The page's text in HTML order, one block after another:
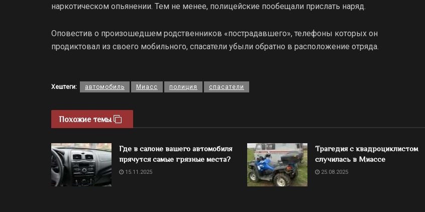
наркотическом опьянении. Тем не менее, полицейские пообещали прислать наряд.
Оповестив о произошедшем родственников «пострадавшего», телефоны которых он
продиктовал из своего мобильного, спасатели убыли обратно в расположение отряда.
Хештеги: автомобиль Миасс полиция спасатели
Похожие темы
Где в салоне вашего автомобиля
прячутся самые грязные места?
15.11.2025
Трагедия с квадроциклистом
случилась в Миассе
25.08.2025